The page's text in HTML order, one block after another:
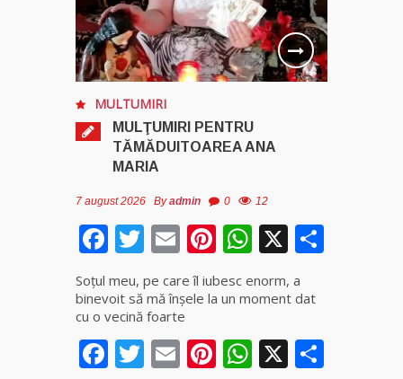
MULTUMIRI
MULŢUMIRI PENTRU
TĂMĂDUITOAREA ANA
MARIA
7 august 2026 Byadmin 0 12
Facebook
Twitter
EmailPinterest
WhatsApp
X
Soţul meu, pe care îl iubesc enorm, a
binevoit să mă înşele la un moment dat
cu o vecină foarte
Facebook
Twitter
EmailPinterest
WhatsApp
X